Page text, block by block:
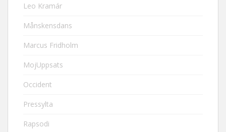
Leo Kramár
Månskensdans
Marcus Fridholm
MojUppsats
Occident
Pressylta
Rapsodi